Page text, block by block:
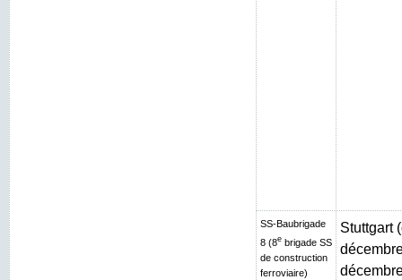
SS-Baubrigade
8 (8e brigade SS
de construction
ferroviaire)
Stuttgart